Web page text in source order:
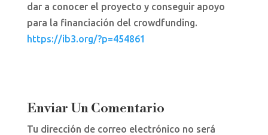
dar a conocer el proyecto y conseguir apoyo
para la financiación del crowdfunding.
https://ib3.org/?p=454861
Enviar Un Comentario
Tu dirección de correo electrónico no será